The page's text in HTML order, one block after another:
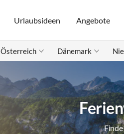
Urlaubsideen Angebote
Österreich Dänemark